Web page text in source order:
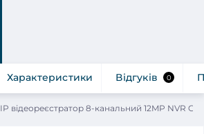
IP відеореєстратор 8-канальний 12MP NVR
Характеристики Відгуків 0